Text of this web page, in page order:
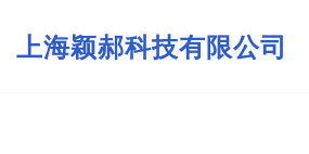
上海颖郝科技有限公司